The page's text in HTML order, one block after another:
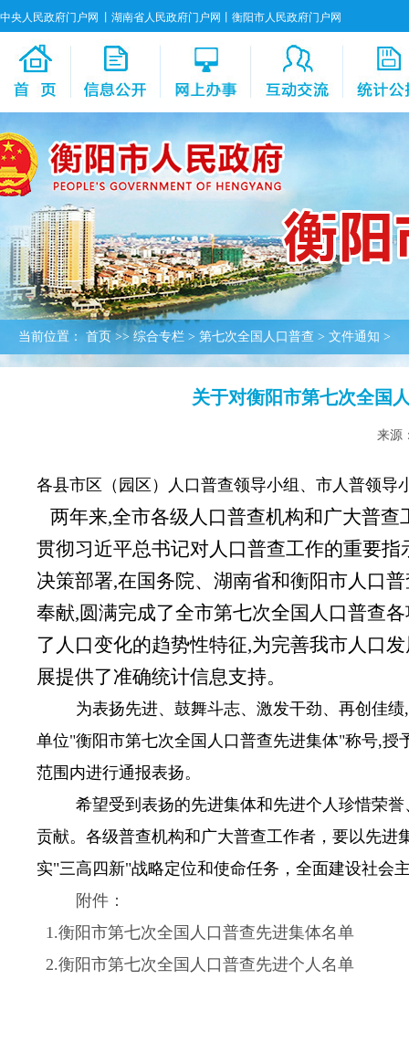
中央人民政府门户网 湖南省人民政府门户网 衡阳市人民政府门户网
当前位置： 首页 >> 综合专栏 > 第七次全国人口普查 > 文件通知 >
关于对衡阳市第七次全国
来源
各县市区（园区）人口普查领导小组、市人普
两年来,全市各级人口普查机构和广大普
贯彻习近平总书记对人口普查工作的重要
决策部署,在国务院、湖南省和衡阳市人口
奉献,圆满完成了全市第七次全国人口普查
了人口变化的趋势性特征,为完善我市人口
展提供了准确统计信息支持。
为表扬先进、鼓舞斗志、激发干劲、再创佳
单位"衡阳市第七次全国人口普查先进集体"称号,
范围内进行通报表扬。
希望受到表扬的先进集体和先进个人珍惜荣
贡献。各级普查机构和广大普查工作者，要以先
实"三高四新"战略定位和使命任务，全面建设社会
附件：
1.衡阳市第七次全国人口普查先进集体名单
2.衡阳市第七次全国人口普查先进个人名单